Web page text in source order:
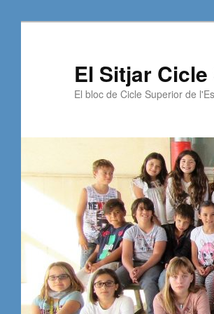
El Sitjar
El bloc de Cicle Superior de